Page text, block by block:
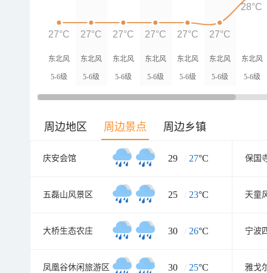
东北风
5-6级
东北风
5-6级
东北风
5-6级
东北风
5-6级
东北风
5-6级
东北风
5-6级
东北风
5-6级
27°C 27°C 27°C 27°C 27°C 27°C
28°C
周边地区 周边景点 周边乡镇
庆安会馆 29 / 27°C 保国
五磊山风景区 25 / 23°C 天童
大桥生态农庄 30 / 26°C
凤凰谷休闲旅游区 30 / 25°C